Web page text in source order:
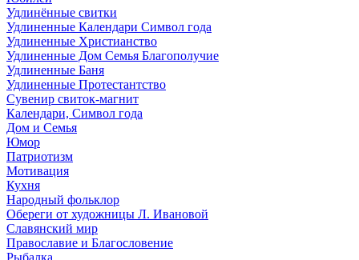
Удлинённые свитки
Удлиненные Календари Символ года
Удлиненные Христианство
Удлиненные Дом Семья Благополучие
Удлиненные Баня
Удлиненные Протестантство
Сувенир свиток-магнит
Календари, Символ года
Дом и Семья
Юмор
Патриотизм
Мотивация
Кухня
Народный фольклор
Обереги от художницы Л. Ивановой
Славянский мир
Православие и Благословение
Рыбалка